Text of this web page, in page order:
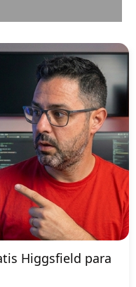
Higgsfield para